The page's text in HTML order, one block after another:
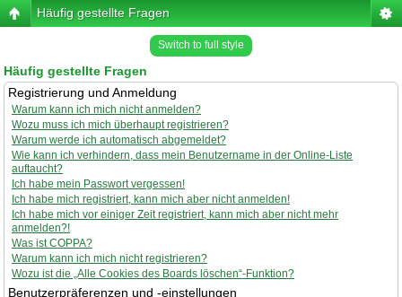
Häufig gestellte Fragen
Switch to full style
Häufig gestellte Fragen
Registrierung und Anmeldung
Warum kann ich mich nicht anmelden?
Wozu muss ich mich überhaupt registrieren?
Warum werde ich automatisch abgemeldet?
Wie kann ich verhindern, dass mein Benutzername in der Online-Liste
auftaucht?
Ich habe mein Passwort vergessen!
Ich habe mich registriert, kann mich aber nicht anmelden!
Ich habe mich vor einiger Zeit registriert, kann mich aber nicht mehr
anmelden?!
Was ist COPPA?
Warum kann ich mich nicht registrieren?
Wozu ist die „Alle Cookies des Boards löschen“-Funktion?
Benutzerpräferenzen und -einstellungen